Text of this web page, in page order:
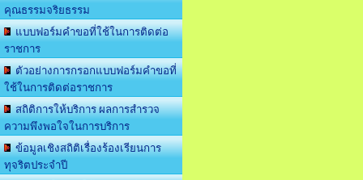
คุณธรรมจริยธรรม
แบบฟอร์มคำขอที่ใช้ในการติดต่อ
ราชการ
ตัวอย่างการกรอกแบบฟอร์มคำขอที่
ใช้ในการติดต่อราชการ
สถิติการให้บริการ ผลการสำรวจ
ความพึงพอใจในการบริการ
ข้อมูลเชิงสถิติเรื่องร้องเรียนการ
ทุจริตประจำปี